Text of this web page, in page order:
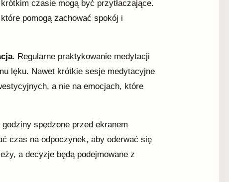
czasie mogą być przytłaczające.
pomogą zachować spokój i
. Regularne praktykowanie medytacji
lęku. Nawet krótkie sesje medytacyjne
a nie na emocjach, które
godziny spędzone przed ekranem
czas na odpoczynek, aby oderwać się
a decyzje będą podejmowane z